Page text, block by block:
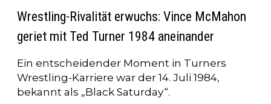
Wrestling-Rivalität erwuchs: Vince McMahon
geriet mit Ted Turner 1984 aneinander
Ein entscheidender Moment in Turners
Wrestling-Karriere war der 14. Juli 1984,
bekannt als „Black Saturday“.